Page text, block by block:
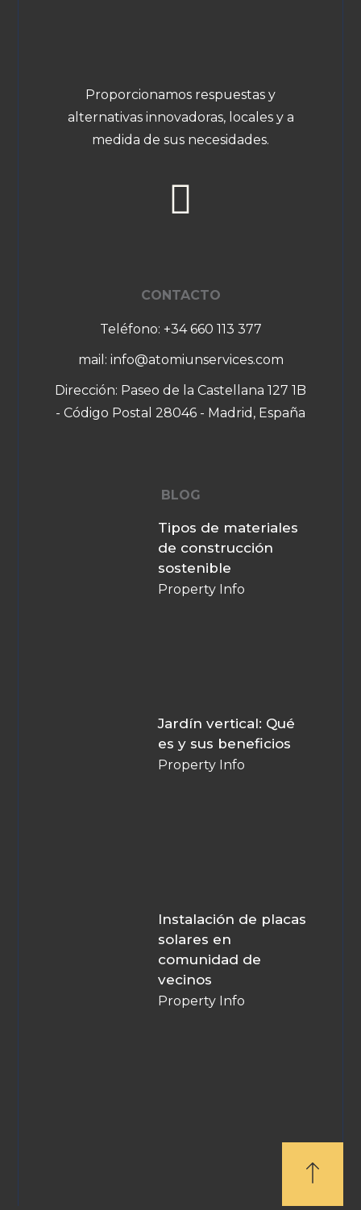
Proporcionamos respuestas y
alternativas innovadoras, locales y a
medida de sus necesidades.
CONTACTO
Teléfono: +34 660 113 377
mail: info@atomiunservices.com
Dirección: Paseo de la Castellana 127 1B
- Código Postal 28046 - Madrid, España
BLOG
Tipos de materiales
de construcción
sostenible
Property Info
Jardín vertical: Qué
es y sus beneficios
Property Info
Instalación de placas
solares en
comunidad de
vecinos
Property Info